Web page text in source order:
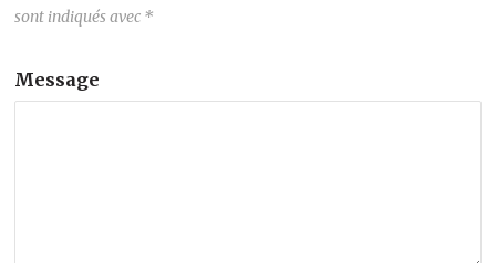
sont indiqués avec *
Message